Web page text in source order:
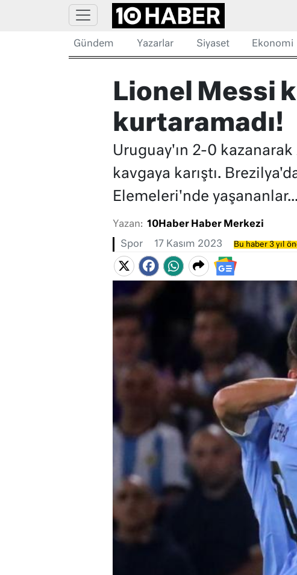
Gündem Yazarlar Siyaset Ekonomi
Lionel Messi
kurtaramadı!
Uruguay'ın 2-0
kavgaya karıştı.
Elemeleri'nde yaşananlar...
Yazan: 10Haber Haber Merkezi
Spor 17 Kasım 2023 Bu haber 3 yıl